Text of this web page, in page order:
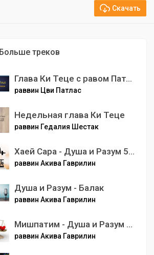
Скачать
Больше треков
Глава Ки Теце с равом Патласом
раввин Цви Патлас
Недельная глава Ки Теце
раввин Гедалия Шестак
Хаей Сара - Душа и Разум 5783
раввин Акива Гаврилин
Душа и Разум - Балак
раввин Акива Гаврилин
Мишпатим - Душа и Разум 5782
раввин Акива Гаврилин